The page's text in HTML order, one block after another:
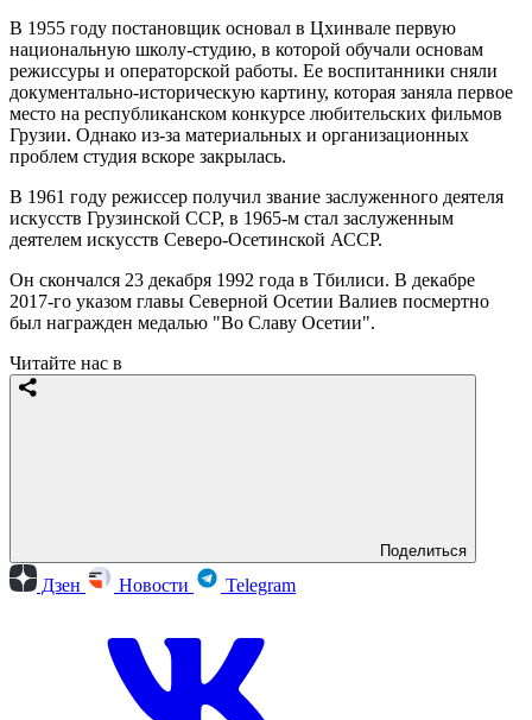
В 1955 году постановщик основал в Цхинвале первую
национальную школу-студию, в которой обучали основам
режиссуры и операторской работы. Ее воспитанники сняли
документально-историческую картину, которая заняла первое
место на республиканском конкурсе любительских фильмов
Грузии. Однако из-за материальных и организационных
проблем студия вскоре закрылась.
В 1961 году режиссер получил звание заслуженного деятеля
искусств Грузинской ССР, в 1965-м стал заслуженным
деятелем искусств Северо-Осетинской АССР.
Он скончался 23 декабря 1992 года в Тбилиси. В декабре
2017-го указом главы Северной Осетии Валиев посмертно
был награжден медалью "Во Славу Осетии".
Читайте нас в
Поделиться
Дзен Новости Telegram